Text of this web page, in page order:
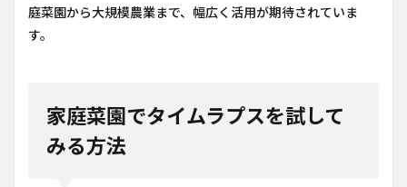
庭菜園から大規模農業まで、幅広く活用が期待されていま
す。
家庭菜園でタイムラプスを試して
みる方法